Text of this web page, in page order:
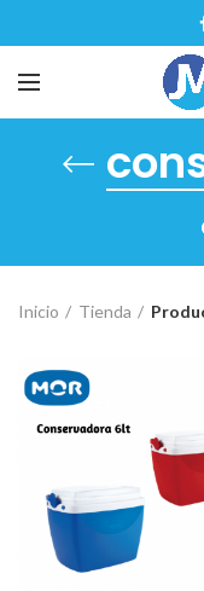
Inicio Tienda